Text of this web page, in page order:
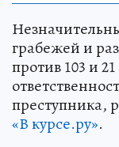
грабежей и
против 103 и
преступника,
«В курсе.ру».